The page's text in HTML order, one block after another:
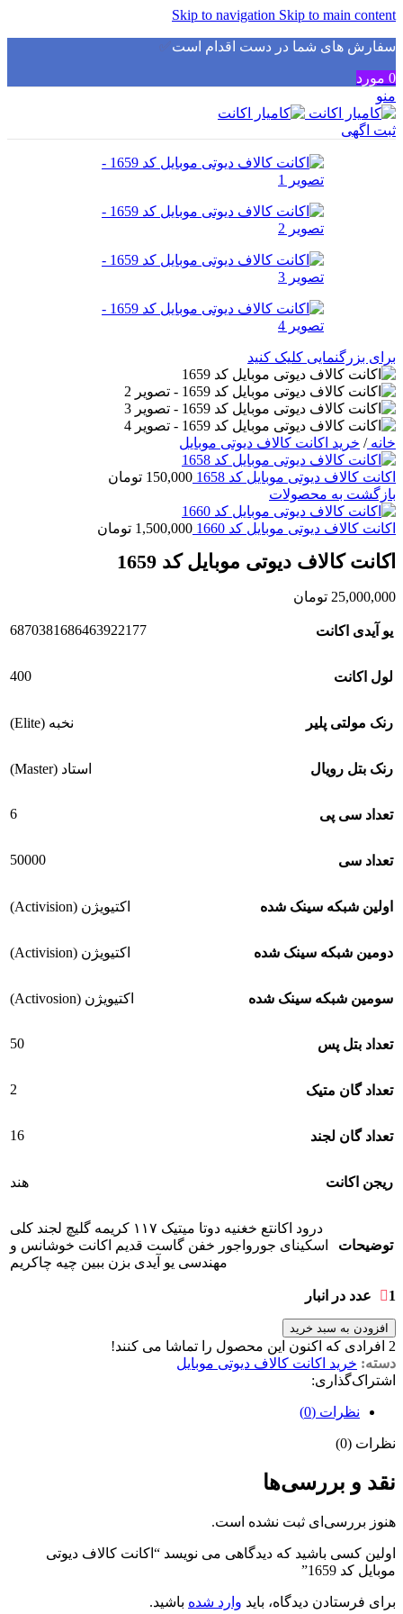
Skip to navigation Skip to main content
سفارش های شما در دست اقدام است✅
0 مورد
منو
ثبت اگهی
برای بزرگنمایی کلیک کنید
خانه/ خرید اکانت کالاف دیوتی موبایل
اکانت کالاف دیوتی موبایل کد 1658 150,000 تومان
بازگشت به محصولات
اکانت کالاف دیوتی موبایل کد 1660 1,500,000 تومان
اکانت کالاف دیوتی موبایل کد 1659
25,000,000 تومان
یو آیدی اکانت 6870381686463922177
لول اکانت 400
رنک مولتی پلیر نخبه (Elite)
رنک بتل رویال استاد (Master)
تعداد سی پی 6
تعداد سی 50000
اولین شبکه سینک شده اکتیویژن (Activision)
دومین شبکه سینک شده اکتیویژن (Activision)
سومین شبکه سینک شده اکتیویژن (Activosion)
تعداد بتل پس 50
تعداد گان متیک 2
تعداد گان لجند 16
ریجن اکانت هند
توضیحات
درود اکانتع خغنیه دوتا میتیک ۱۱۷ کریمه گلیچ لجند کلی
اسکینای جورواجور خفن گاست قدیم اکانت خوشانس و
مهندسی یو آیدی بزن ببین چیه چاکریم
1 عدد در انبار
افزودن به سبد خرید
2 افرادی که اکنون این محصول را تماشا می کنند!
دسته: خرید اکانت کالاف دیوتی موبایل
اشتراک‌گذاری:
نظرات (0)
نظرات (0)
نقد و بررسی‌ها
هنوز بررسی‌ای ثبت نشده است.
اولین کسی باشید که دیدگاهی می نویسد “اکانت کالاف دیوتی
موبایل کد 1659”
برای فرستادن دیدگاه، باید وارد شده باشید.